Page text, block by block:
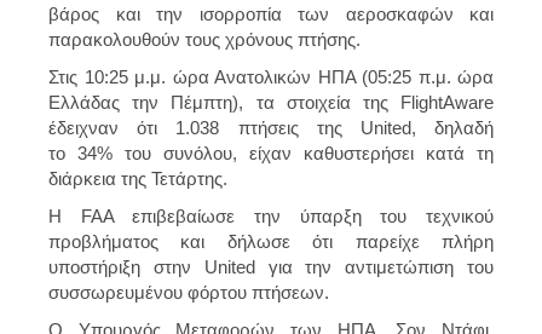
βάρος και την ισορροπία των αεροσκαφών και
παρακολουθούν τους χρόνους πτήσης.
Στις 10:25 μ.μ. ώρα Ανατολικών ΗΠΑ (05:25 π.μ. ώρα
Ελλάδας την Πέμπτη), τα στοιχεία της FlightAware
έδειχναν ότι 1.038 πτήσεις της United, δηλαδή
το 34% του συνόλου, είχαν καθυστερήσει κατά τη
διάρκεια της Τετάρτης.
Η FAA επιβεβαίωσε την ύπαρξη του τεχνικού
προβλήματος και δήλωσε ότι παρείχε πλήρη
υποστήριξη στην United για την αντιμετώπιση του
συσσωρευμένου φόρτου πτήσεων.
Ο Υπουργός Μεταφορών των ΗΠΑ, Σον Ντάφι,